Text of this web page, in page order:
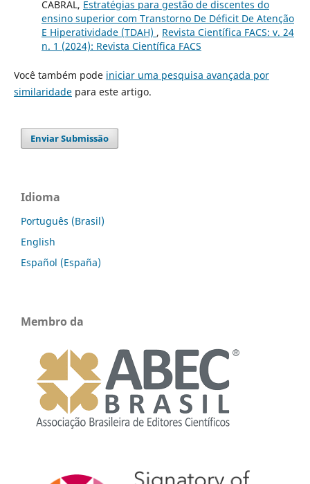
CABRAL, Estratégias para gestão de discentes do
ensino superior com Transtorno De Déficit De Atenção
E Hiperatividade (TDAH) , Revista Científica FACS: v. 24
n. 1 (2024): Revista Científica FACS
Você também pode iniciar uma pesquisa avançada por
similaridadepara este artigo.
Enviar Submissão
Idioma
Português (Brasil)
English
Español (España)
Membro da